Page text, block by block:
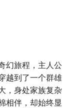
幻旅程，主人公
越到了一个群雄
，身处家族复杂
相伴，却始终显